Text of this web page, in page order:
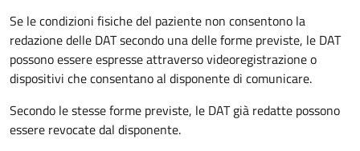
Se le condizioni fisiche del paziente non consentono la
redazione delle DAT secondo una delle forme previste, le DAT
possono essere espresse attraverso videoregistrazione o
dispositivi che consentano al disponente di comunicare.
Secondo le stesse forme previste, le DAT già redatte possono
essere revocate dal disponente.